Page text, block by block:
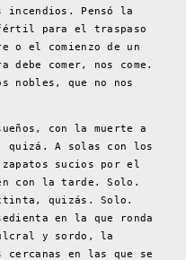
incendios. Pensó la
para el traspaso
el comienzo de un
comer, nos come.
nobles, que no nos
con la muerte a
quizá. A solas con los
sucios por el
con la tarde. Solo.
quizás. Solo.
en la que ronda
y sordo, la
en las que se